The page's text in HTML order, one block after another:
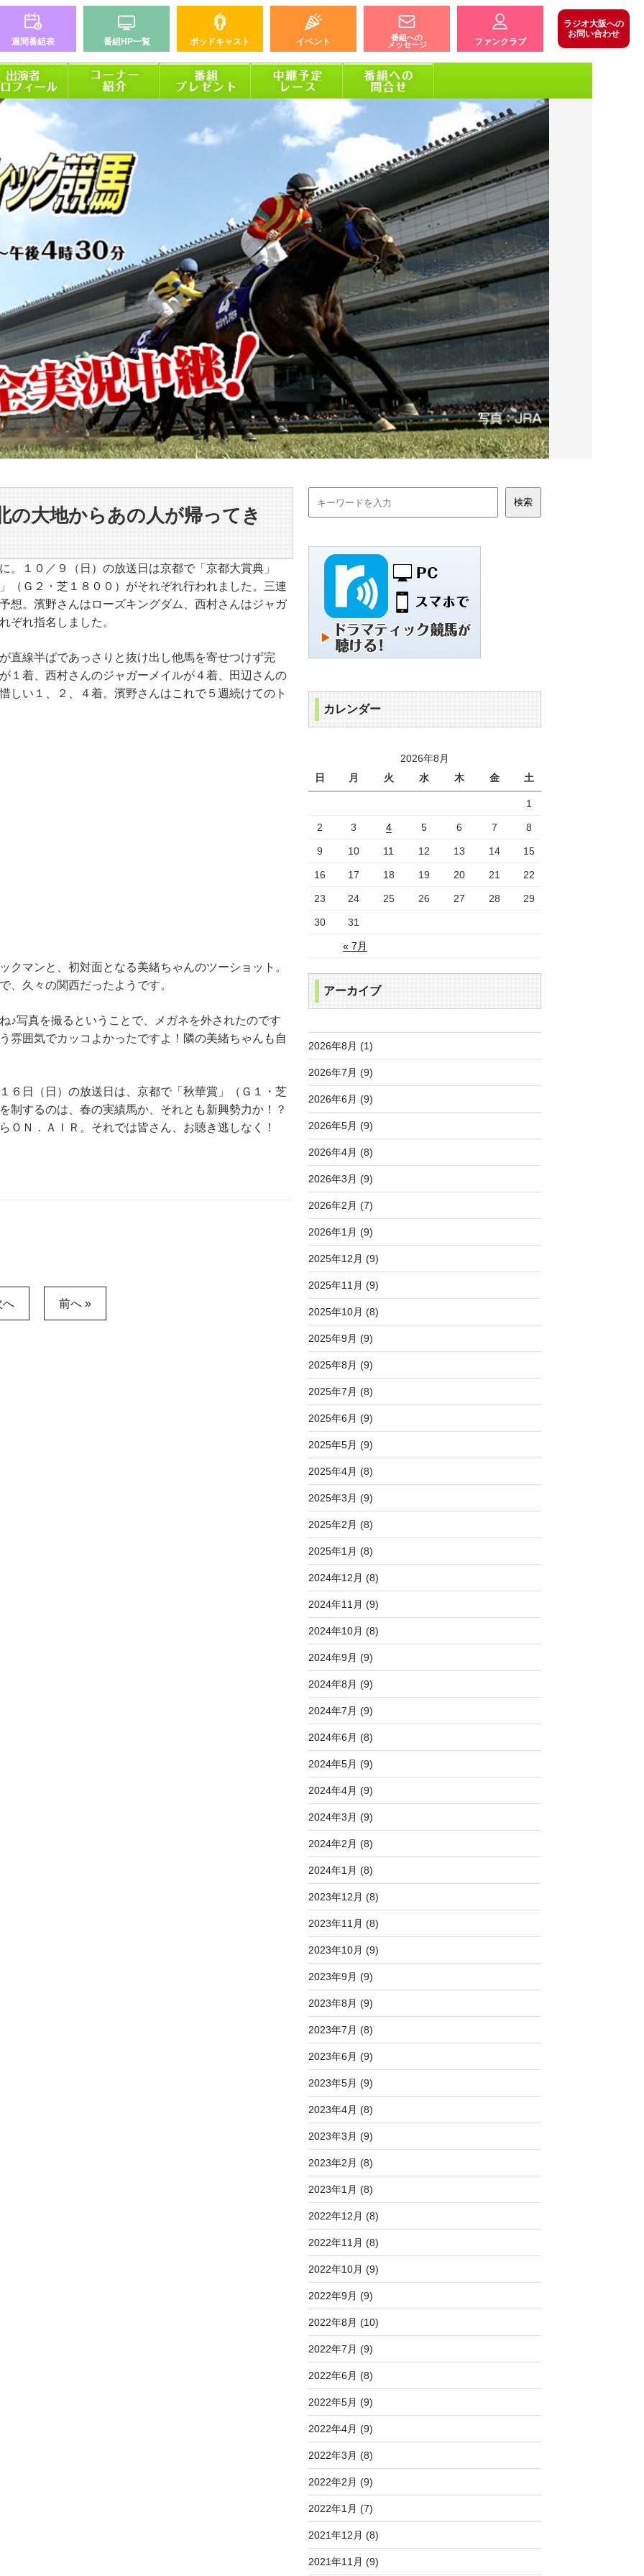
週間番組表 番組HP一覧 ポッドキャスト イベント
番組への
メッセージ
ファンクラブ
ラジオ大阪への
お問い合わせ
大地からあの人が帰ってき
。１０／９（日）の放送日は京都で「京都大賞典」
（Ｇ２・芝１８００）がそれぞれ行われました。三連
想。濱野さんはローズキングダム、西村さんはジャガ
ぞれ指名しました。
直線半ばであっさりと抜け出し他馬を寄せつけず完
１着、西村さんのジャガーメイルが４着、田辺さんの
しい１、２、４着。濱野さんはこれで５週続けてのト
クマンと、初対面となる美緒ちゃんのツーショット。
、久々の関西だったようです。
♪写真を撮るということで、メガネを外されたのです
雰囲気でカッコよかったですよ！隣の美緒ちゃんも自
６日（日）の放送日は、京都で「秋華賞」（Ｇ１・芝
制するのは、春の実績馬か、それとも新興勢力か！？
ＯＮ．ＡＩＲ。それでは皆さん、お聴き逃しなく！
へ 前へ »
カレンダー
2026年8月
日
月 火 水 木 金 土
« 7月
1
2 3 4 5 6 7 8
9 10 11 12 13 14 15
16 17 18 19 20 21 22
23 24 25 26 27 28 29
30 31
アーカイブ
2026年8月 (1)
2026年7月 (9)
2026年6月 (9)
2026年5月 (9)
2026年4月 (8)
2026年3月 (9)
2026年2月 (7)
2026年1月 (9)
2025年12月 (9)
2025年11月 (9)
2025年10月 (8)
2025年9月 (9)
2025年8月 (9)
2025年7月 (8)
2025年6月 (9)
2025年5月 (9)
2025年4月 (8)
2025年3月 (9)
2025年2月 (8)
2025年1月 (8)
2024年12月 (8)
2024年11月 (9)
2024年10月 (8)
2024年9月 (9)
2024年8月 (9)
2024年7月 (9)
2024年6月 (8)
2024年5月 (9)
2024年4月 (9)
2024年3月 (9)
2024年2月 (8)
2024年1月 (8)
2023年12月 (8)
2023年11月 (8)
2023年10月 (9)
2023年9月 (9)
2023年8月 (9)
2023年7月 (8)
2023年6月 (9)
2023年5月 (9)
2023年4月 (8)
2023年3月 (9)
2023年2月 (8)
2023年1月 (8)
2022年12月 (8)
2022年11月 (8)
2022年10月 (9)
2022年9月 (9)
2022年8月 (10)
2022年7月 (9)
2022年6月 (8)
2022年5月 (9)
2022年4月 (9)
2022年3月 (8)
2022年2月 (9)
2022年1月 (7)
2021年12月 (8)
2021年11月 (9)